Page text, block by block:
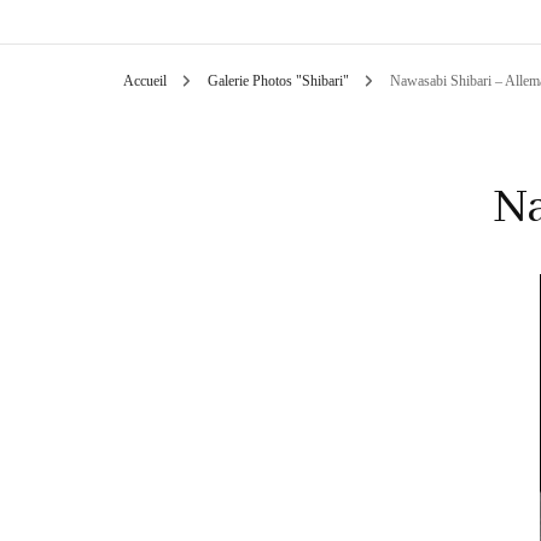
Accueil Galerie Photos "Shibari" Nawasabi Shibari –